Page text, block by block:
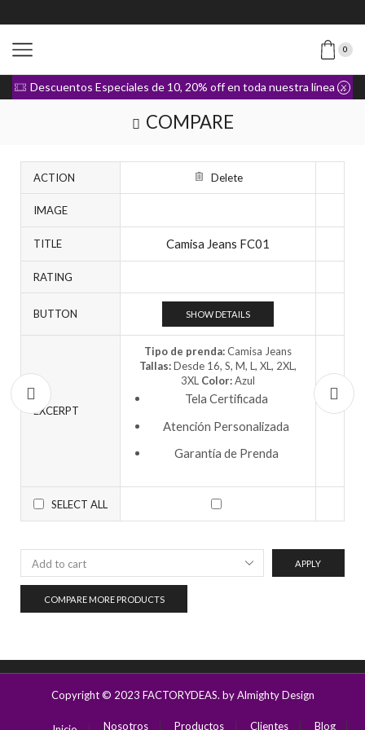
0
Descuentos Especiales de 10, 20% off en toda nuestra línea de Ropa
COMPARE
ACTION Delete
IMAGE
TITLE Camisa Jeans FC01
RATING
BUTTON SHOW DETAILS
EXCERPT
Tipo de prenda:Camisa Jeans
Tallas:Desde 16, S, M, L, XL, 2XL,
3XL Color:Azul
Tela Certificada
Atención Personalizada
Garantía de Prenda
SELECT ALL
APPLY
COMPARE MORE PRODUCTS
Copyright © 2023 FACTORYDEAS. by Almighty Design
Nosotros Productos Clientes Blog